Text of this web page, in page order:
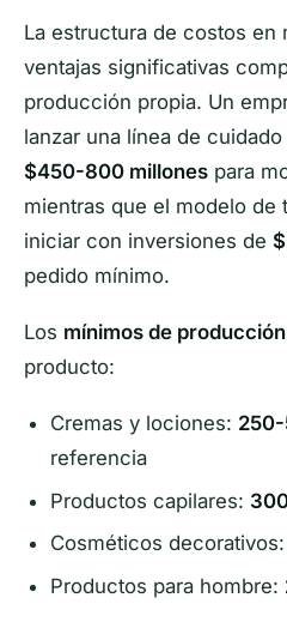
La estructura de costos en
ventajas significativas
producción propia. Un
lanzar una línea de
$450-800 millones para
mientras que el modelo de
iniciar con inversiones de
pedido mínimo.
Los mínimos de producción
producto:
Cremas y lociones:
referencia
Productos capilares:
Cosméticos decorativos:
Productos para hombre: